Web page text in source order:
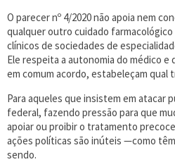
O parecer nº 4/2020 não apoia nem
qualquer outro cuidado
clínicos de sociedades de
Ele respeita a autonomia do médico e
em comum acordo, estabeleçam qual
Para aqueles que insistem em atacar
federal, fazendo pressão para que
apoiar ou proibir o tratamento
ações políticas são inúteis —como
sendo.